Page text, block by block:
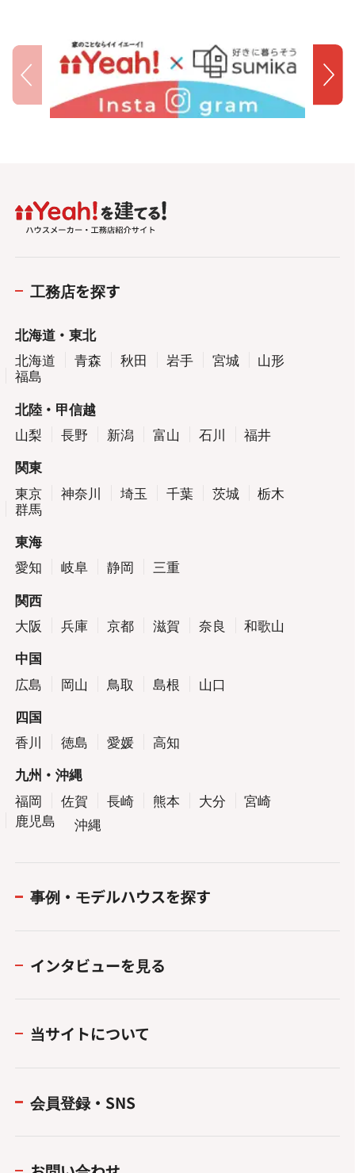
工務店を探す
北海道・東北
北海道
青森 秋田 岩手 宮城
山形
福島
北陸・甲信越
山梨
長野 新潟 富山 石川
福井
関東
東京
神奈川 埼玉 千葉 茨城
栃木
群馬
東海
愛知
岐阜 静岡
三重
関西
大阪
兵庫 京都 滋賀 奈良
和歌山
中国
広島
岡山 鳥取 島根
山口
四国
香川
徳島 愛媛
高知
九州・沖縄
福岡
佐賀 長崎 熊本 大分
宮崎
鹿児島
沖縄
事例・モデルハウスを探す
インタビューを見る
当サイトについて
会員登録・SNS